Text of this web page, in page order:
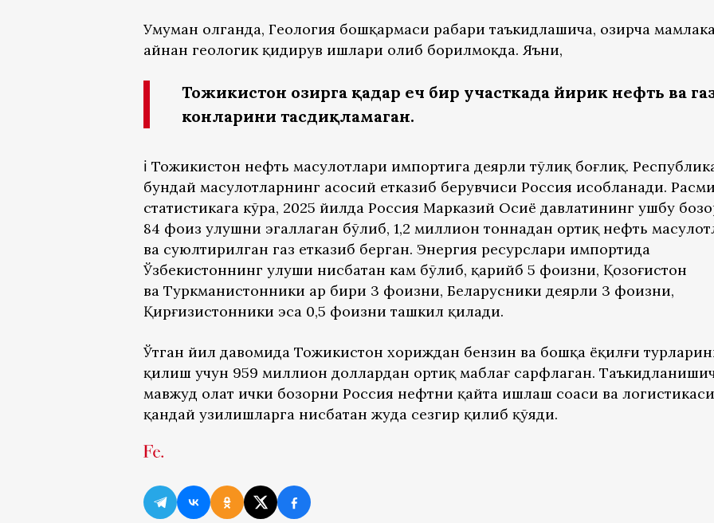
Умуман олганда, Геология бошқармаси раҳбари таъкидлашича, ҳозирча
айнан геологик қидирув ишлари олиб борилмоқда. Яъни,
Тожикистон ҳозирга қадар ҳеч бир участкада йирик нефть ва
конларини тасдиқламаган.
ℹ️ Тожикистон нефть маҳсулотлари импортига деярли тўлиқ боғлиқ.
бундай маҳсулотларнинг асосий етказиб берувчиси Россия ҳисобланади.
статистикага кўра, 2025 йилда Россия Марказий Осиё давлатининг ушбу
84 фоиз улушни эгаллаган бўлиб, 1,2 миллион тоннадан ортиқ нефть
ва суюлтирилган газ етказиб берган. Энергия ресурслари импортида
Ўзбекистоннинг улуши нисбатан кам бўлиб, қарийб 5 фоизни, Қозоғистон
ва Туркманистонники ҳар бири 3 фоизни, Беларусники деярли 3 фоизни,
Қирғизистонники эса 0,5 фоизни ташкил қилади.
Ўтган йил давомида Тожикистон хориждан бензин ва бошқа ёқилғи
қилиш учун 959 миллион доллардан ортиқ маблағ сарфлаган.
мавжуд ҳолат ички бозорни Россия нефтни қайта ишлаш соҳаси ва
қандай узилишларга нисбатан жуда сезгир қилиб қўяди.